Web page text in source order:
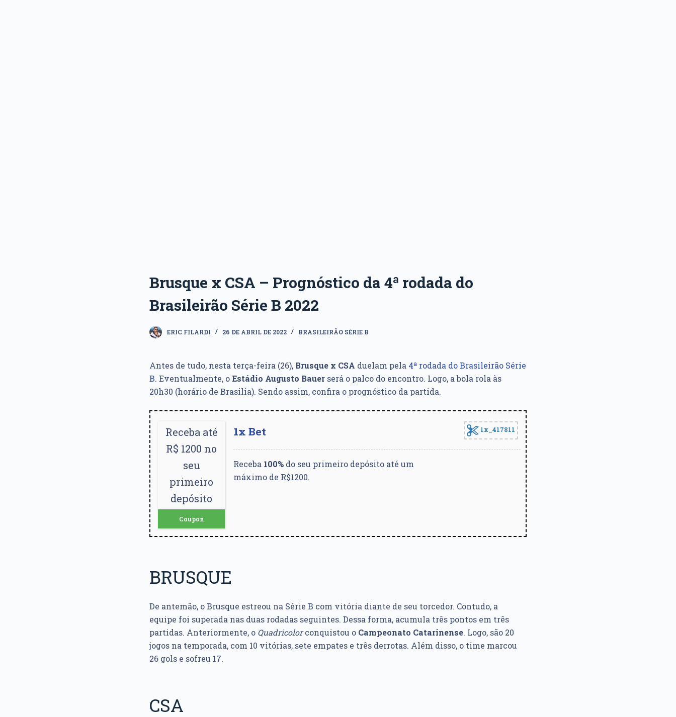
Brusque x CSA – Prognóstico da 4ª rodada do
Brasileirão Série B 2022
ERIC FILARDI 26 DE ABRIL DE 2022 BRASILEIRÃO SÉRIE B
Antes de tudo, nesta terça-feira (26), Brusque x CSA duelam pela 4ª rodada do Brasileirão Série
B. Eventualmente, oEstádio Augusto Bauer será o palco do encontro. Logo, a bola rola às
20h30 (horário de Brasilia). Sendo assim, confira o prognóstico da partida.
Receba até
R$ 1200 no
seu
primeiro
depósito
Coupon
1x Bet 1x_417811
Receba 100% do seu primeiro depósito até um
máximo de R$1200.
BRUSQUE
De antemão, o Brusque estreou na Série B com vitória diante de seu torcedor. Contudo, a
equipe foi superada nas duas rodadas seguintes. Dessa forma, acumula três pontos em três
partidas. Anteriormente, o Quadricolorconquistou o Campeonato Catarinense. Logo, são 20
jogos na temporada, com 10 vitórias, sete empates e três derrotas. Além disso, o time marcou
26 gols e sofreu 17.
CSA